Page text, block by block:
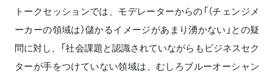
トークセッションでは、モデレーターからの「（チェンジメ
ーカーの領域は）儲かるイメージがあまり湧かない」との疑
問に対し、「社会課題と認識されていながらもビジネスセク
ターが手をつけていない領域は、むしろブルーオーシャン